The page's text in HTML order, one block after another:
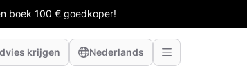
boek 100 € goedkoper!
krijgen Nederlands